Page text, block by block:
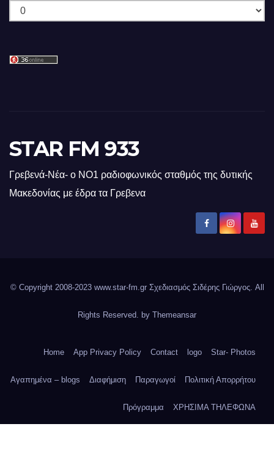
Ιστορικό
STAR FM 933
Γρεβενά-Νέα- ο ΝΟ1 ραδιοφωνικός σταθμός της δυτικής
Μακεδονίας με έδρα τα Γρεβενα
© Copyright 2008-2023 www.star-fm.gr Σχεδιασμός Σιδέρης Γιώργος. All
Rights Reserved. by Themeansar
Home App Privacy Policy Contact logo Star- Photos
Αγαπημένα – blogs Διαφήμιση Παραγωγοί Πολιτική Απορρήτου
Πρόγραμμα ΧΡΗΣΙΜΑ ΤΗΛΕΦΩΝΑ